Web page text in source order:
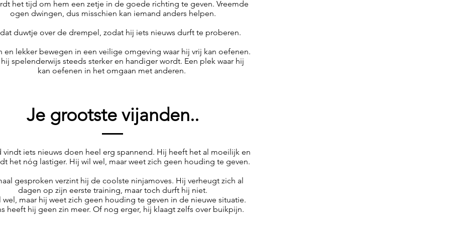
het tijd om hem een zetje in de goede richting te geven. Vreemde
ogen dwingen, dus misschien kan iemand anders helpen.
duwtje over de drempel, zodat hij iets nieuws durft te proberen.
en lekker bewegen in een veilige omgeving waar hij vrij kan oefenen.
hij spelenderwijs steeds sterker en handiger wordt. Een plek waar hij
kan oefenen in het omgaan met anderen.
Je grootste vijanden..
vindt iets nieuws doen heel erg spannend. Hij heeft het al moeilijk en
het nóg lastiger. Hij wil wel, maar weet zich geen houding te geven.
gesproken verzint hij de coolste ninjamoves. Hij verheugt zich al
dagen op zijn eerste training, maar toch durft hij niet.
wel, maar hij weet zich geen houding te geven in de nieuwe situatie.
heeft hij geen zin meer. Of nog erger, hij klaagt zelfs over buikpijn.